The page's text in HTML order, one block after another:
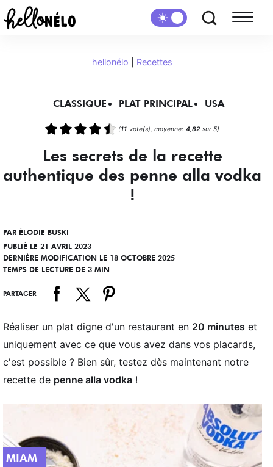
hellonélo Recettes
CLASSIQUE PLAT PRINCIPAL USA
(11 vote(s), moyenne: 4,82 sur 5)
Les secrets de la recette
authentique des penne alla vodka
!
PAR ÉLODIE BUSKI
PUBLIÉ LE 21 AVRIL 2023
DERNIÈRE MODIFICATION LE 18 OCTOBRE 2025
TEMPS DE LECTURE DE 3 MIN
PARTAGER
Réaliser un plat digne d'un restaurant en 20 minutes et
uniquement avec ce que vous avez dans vos placards,
c'est possible ? Bien sûr, testez dès maintenant notre
recette de penne alla vodka !